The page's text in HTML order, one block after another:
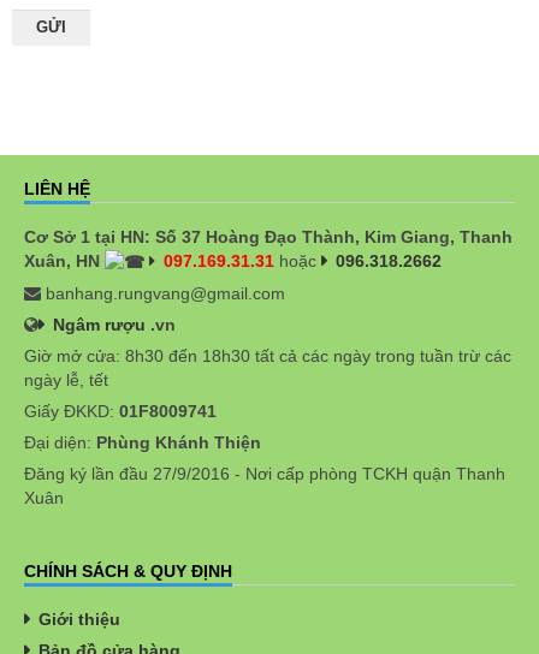
LIÊN HỆ
Cơ Sở 1 tại HN: Số 37 Hoàng Đạo Thành, Kim Giang, Thanh
Xuân, HN
097.169.31.31 hoặc
096.318.2662
banhang.rungvang@gmail.com
Ngâm rượu .vn
Giờ mở cửa: 8h30 đến 18h30 tất cả các ngày trong tuần trừ các
ngày lễ, tết
Giấy ĐKKD: 01F8009741
Đại diện: Phùng Khánh Thiện
Đăng ký lần đầu 27/9/2016 - Nơi cấp phòng TCKH quận Thanh
Xuân
CHÍNH SÁCH & QUY ĐỊNH
Giới thiệu